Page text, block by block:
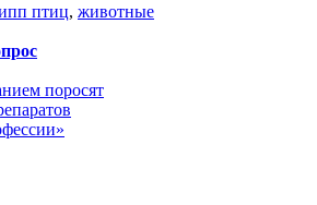
птиц, животные
поросят